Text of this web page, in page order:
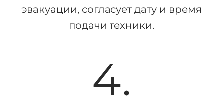
эвакуации, согласует дату и время
подачи техники.
4.